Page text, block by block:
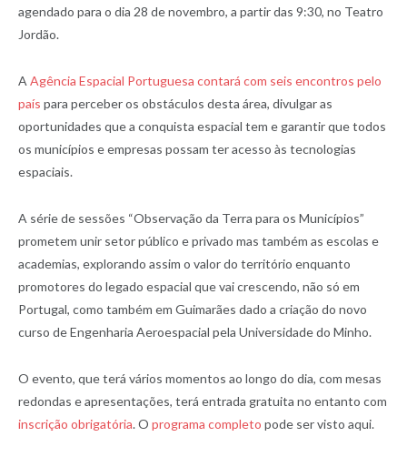
agendado para o dia 28 de novembro, a partir das 9:30, no Teatro
Jordão.
A Agência Espacial Portuguesa contará com seis encontros pelo
país para perceber os obstáculos desta área, divulgar as
oportunidades que a conquista espacial tem e garantir que todos
os municípios e empresas possam ter acesso às tecnologias
espaciais.
A série de sessões “Observação da Terra para os Municípios”
prometem unir setor público e privado mas também as escolas e
academias, explorando assim o valor do território enquanto
promotores do legado espacial que vai crescendo, não só em
Portugal, como também em Guimarães dado a criação do novo
curso de Engenharia Aeroespacial pela Universidade do Minho.
O evento, que terá vários momentos ao longo do dia, com mesas
redondas e apresentações, terá entrada gratuita no entanto com
inscrição obrigatória. O programa completo pode ser visto aqui.